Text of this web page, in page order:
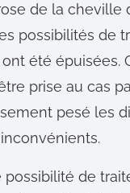
de la cheville
possibilités de
été épuisées.
prise au cas
pesé les
possibilité de